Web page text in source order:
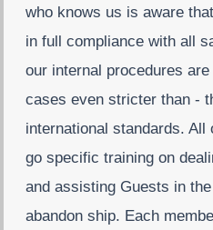
who knows us is aware
in full compliance with all
our internal procedures
cases even stricter than -
international standards.
go specific training on
and assisting Guests in
abandon ship. Each